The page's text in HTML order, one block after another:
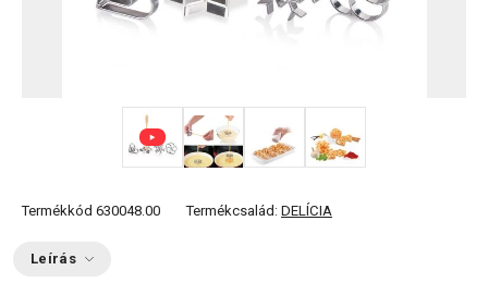
Termékkód 630048.00 Termékcsalád: DELÍCIA
Leírás